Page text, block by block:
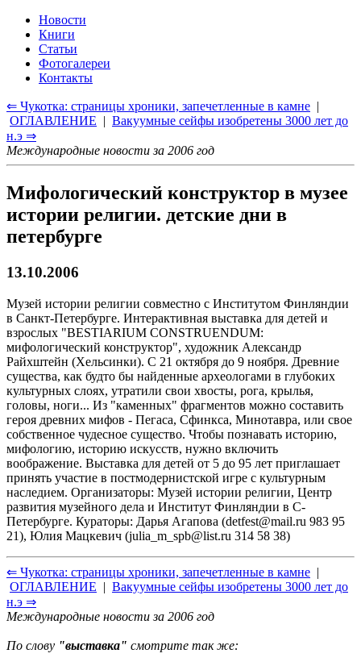
Новости
Книги
Статьи
Фотогалереи
Контакты
⇐ Чукотка: страницы хроники, запечетленные в камне |
ОГЛАВЛЕНИЕ | Вакуумные сейфы изобретены 3000 лет до
н.э ⇒
Международные новости за 2006 год
Мифологический конструктор в музее
истории религии. детские дни в
петербурге
13.10.2006
Музей истории религии совместно с Институтом Финляндии
в Санкт-Петербурге. Интерактивная выставка для детей и
взрослых "BESTIARIUM CONSTRUENDUM:
мифологический конструктор", художник Александр
Райхштейн (Хельсинки). С 21 октября до 9 ноября. Древние
существа, как будто бы найденные археологами в глубоких
культурных слоях, утратили свои хвосты, рога, крылья,
головы, ноги... Из "каменных" фрагментов можно составить
героя древних мифов - Пегаса, Сфинкса, Минотавра, или свое
собственное чудесное существо. Чтобы познавать историю,
мифологию, историю искусств, нужно включить
воображение. Выставка для детей от 5 до 95 лет приглашает
принять участие в постмодернистской игре с культурным
наследием. Организаторы: Музей истории религии, Центр
развития музейного дела и Институт Финляндии в С-
Петербурге. Кураторы: Дарья Агапова (detfest@mail.ru 983 95
21), Юлия Мацкевич (julia_m_spb@list.ru 314 58 38)
⇐ Чукотка: страницы хроники, запечетленные в камне |
ОГЛАВЛЕНИЕ | Вакуумные сейфы изобретены 3000 лет до
н.э ⇒
Международные новости за 2006 год
По слову "выставка" смотрите так же: